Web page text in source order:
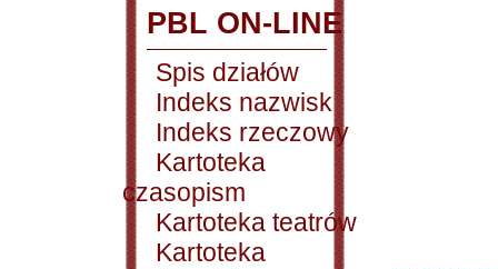
PBL ON-LINE
Spis działów
Indeks nazwisk
Indeks rzeczowy
Kartoteka
czasopism
Kartoteka teatrów
Kartoteka